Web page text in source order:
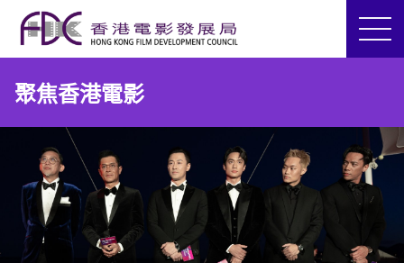
聚焦香港電影